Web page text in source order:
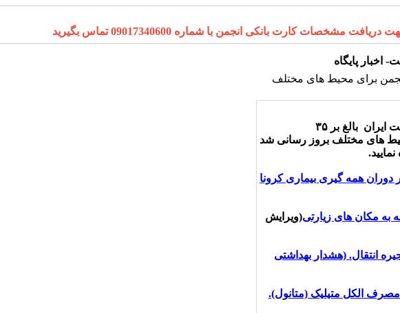
کارت بانکی انجمن با شماره 09017340600 تماس بگیرید
اخبار پایگاه
برای محیط های مختلف
به همت اعضای انجمن علمی آموزش بهداشت و ارتقای سلامت ایران بالغ بر ۳۵
های مختلف بروز رسانی شد
همه گیری بیماری کرونا
به مکان های زیارتی(ویرایش
انتقال. (هشدار بهداشتی
الکل متیلیک (متانول).